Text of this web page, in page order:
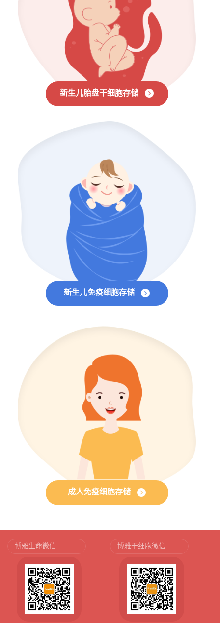
新生儿胎盘干细胞存储
新生儿免疫细胞存储
成人免疫细胞存储
博雅生命微信 博雅干细胞微信